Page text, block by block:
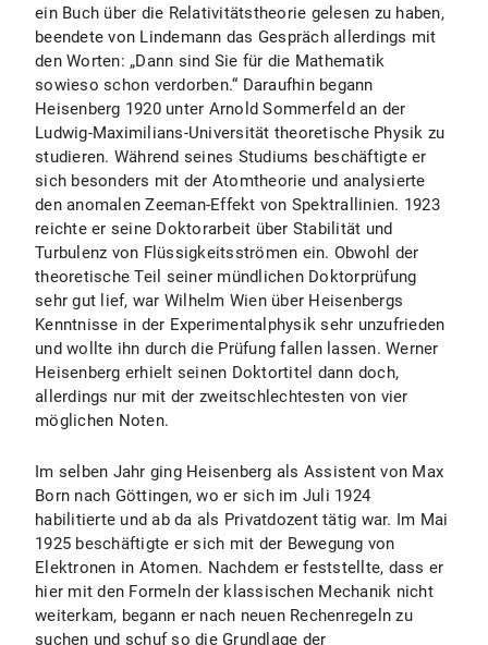
ein Buch über die Relativitätstheorie gelesen zu haben,
beendete von Lindemann das Gespräch allerdings mit
den Worten: „Dann sind Sie für die Mathematik
sowieso schon verdorben.“ Daraufhin begann
Heisenberg 1920 unter Arnold Sommerfeld an der
Ludwig-Maximilians-Universität theoretische Physik zu
studieren. Während seines Studiums beschäftigte er
sich besonders mit der Atomtheorie und analysierte
den anomalen Zeeman-Effekt von Spektrallinien. 1923
reichte er seine Doktorarbeit über Stabilität und
Turbulenz von Flüssigkeitsströmen ein. Obwohl der
theoretische Teil seiner mündlichen Doktorprüfung
sehr gut lief, war Wilhelm Wien über Heisenbergs
Kenntnisse in der Experimentalphysik sehr unzufrieden
und wollte ihn durch die Prüfung fallen lassen. Werner
Heisenberg erhielt seinen Doktortitel dann doch,
allerdings nur mit der zweitschlechtesten von vier
möglichen Noten.
Im selben Jahr ging Heisenberg als Assistent von Max
Born nach Göttingen, wo er sich im Juli 1924
habilitierte und ab da als Privatdozent tätig war. Im Mai
1925 beschäftigte er sich mit der Bewegung von
Elektronen in Atomen. Nachdem er feststellte, dass er
hier mit den Formeln der klassischen Mechanik nicht
weiterkam, begann er nach neuen Rechenregeln zu
suchen und schuf so die Grundlage der